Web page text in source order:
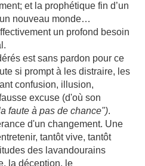
et la prophétique fin d’un
nouveau monde…
un profond besoin
est sans pardon pour ce
si prompt à les distraire, les
confusion, illusion,
excuse (d'où son
faute à pas de chance").
d'un changement. Une
tantôt vive, tantôt
des lavandourains
la déception, le